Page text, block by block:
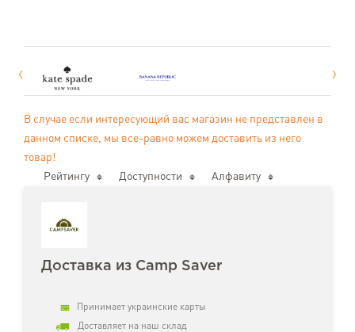
В случае если интересующий вас магазин не представлен в
данном списке, мы все-равно можем доставить из него
товар!
Рейтингу
Доступности Алфавиту
Доставка из Camp Saver
Принимает украинские карты
Доставляет на наш склад